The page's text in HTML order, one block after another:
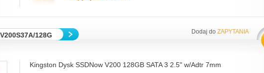
128G Dodaj do ZAPYTANIA
Kingston Dysk SSDNow V200 128GB SATA 3 2.5" w/Adtr 7mm